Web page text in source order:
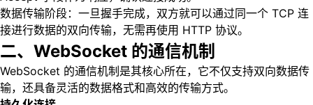
数据传输阶段：一旦握手完成，双方就可以通过同一个 TCP 连
接进行数据的双向传输，无需再使用 HTTP 协议。
二、WebSocket 的通信机制
WebSocket 的通信机制是其核心所在，它不仅支持双向数据传
输，还具备灵活的数据格式和高效的传输方式。